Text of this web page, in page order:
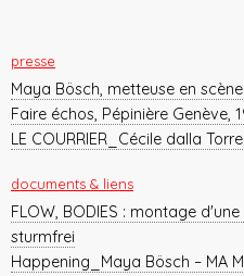
presse
Maya Bösch, metteuse en
Faire échos, Pépinière Genève,
LE COURRIER_Cécile dalla
documents & liens
FLOW, BODIES : montage
sturmfrei
Happening_Maya Bösch – MA